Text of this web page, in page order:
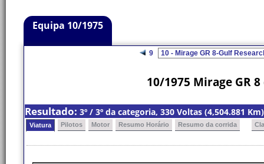
Equipa 10/1975
9
10/1975 Mirage GR
Resultado: 3º / 3º da categoria, 330 Voltas (4,504.881
Viatura Pilotos Motor Resumo Horário Resumo da corrida